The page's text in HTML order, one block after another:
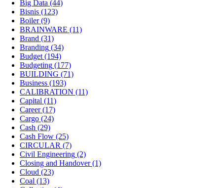
Big Data (44)
Bisnis (123)
Boiler(9)
BRAINWARE (11)
Brand (31)
Branding (34)
Budget(194)
Budgeting (177)
BUILDING (71)
Business (193)
CALIBRATION (11)
Capital (11)
Career(17)
Cargo (24)
Cash (29)
Cash Flow (25)
CIRCULAR (7)
Civil Engineering (2)
Closing and Handover(1)
Cloud (23)
Coal (13)